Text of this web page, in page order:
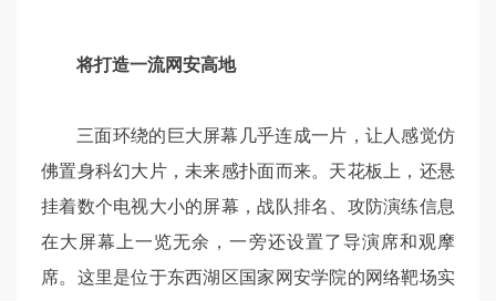
将打造一流网安高地
三面环绕的巨大屏幕几乎连成一片，让人感觉仿
佛置身科幻大片，未来感扑面而来。天花板上，还悬
挂着数个电视大小的屏幕，战队排名、攻防演练信息
在大屏幕上一览无余，一旁还设置了导演席和观摩
席。这里是位于东西湖区国家网安学院的网络靶场实